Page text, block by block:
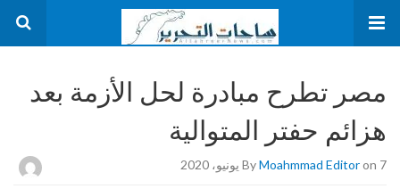
مصر تطرح مبادرة لحل الأزمة بعد
هزائم حفتر المتوالية
ByMoahmmad Editoron 7 يونيو، 2020